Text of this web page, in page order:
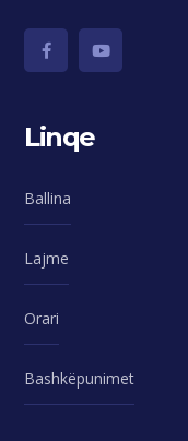
Linqe
Ballina
Lajme
Orari
Bashkëpunimet